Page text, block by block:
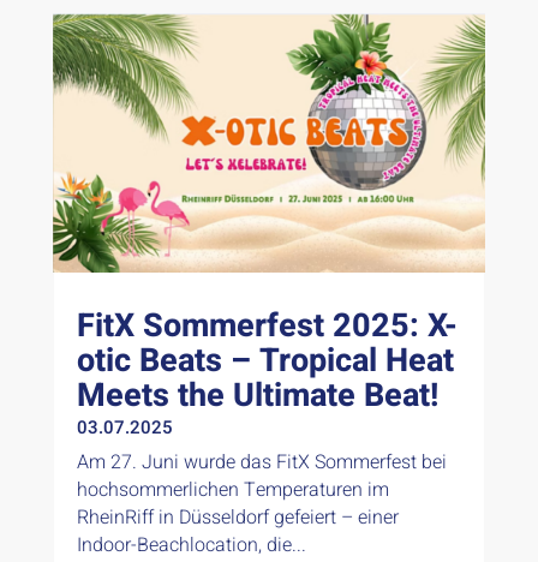
FitX Sommerfest 2025: X-
otic Beats – Tropical Heat
Meets the Ultimate Beat!
03.07.2025
Am 27. Juni wurde das FitX Sommerfest bei
hochsommerlichen Temperaturen im
RheinRiff in Düsseldorf gefeiert – einer
Indoor-Beachlocation, die...